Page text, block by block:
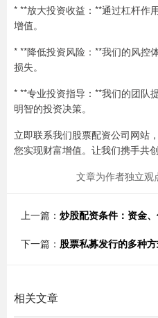
* **放大投资收益：**通过杠杆作
增值。
* **降低投资风险：**我们的风控
损失。
* **专业投资指导：**我们的团队
明智的投资决策。
立即联系我们股票配资公司网站
您实现财富增值。让我们携手共
文章为作者独立观
上一篇： 炒股配资条件：资金
下一篇： 股票私募发行的多种
相关文章